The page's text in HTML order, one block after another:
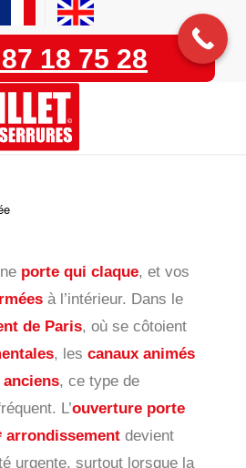
18 75 28
porte qui claque, et vos
à l’intérieur. Dans le
de Paris, où se côtoient
, les canaux animés
, ce type de
L’ouverture porte
arrondissementdevient
urgente, surtout lorsque la